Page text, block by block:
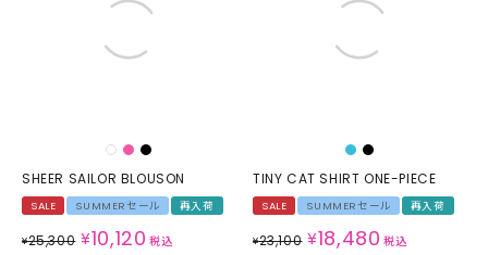
SHEER SAILOR BLOUSON
SALE SUMMERセール 再入荷
¥25,300 ¥10,120 税込
TINY CAT SHIRT ONE-PIECE
SALE SUMMERセール 再入荷
¥23,100 ¥18,480 税込